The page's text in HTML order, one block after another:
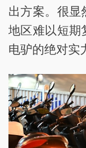
出方案。很显
地区难以短期
电驴的绝对实